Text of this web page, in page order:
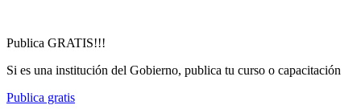
Publica GRATIS!!!
Si es una institución del Gobierno, publica tu curso o capacitación
Publica gratis